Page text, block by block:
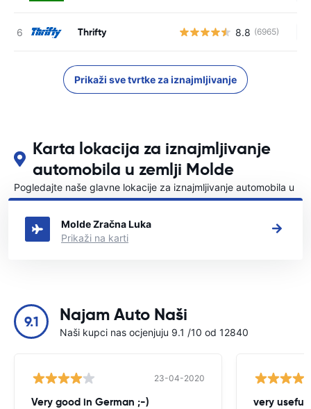
Thrifty 8.8 (6965)
Prikaži sve tvrtke za iznajmljivanje
Karta lokacija za iznajmljivanje
automobila u zemlji Molde
Pogledajte naše glavne lokacije za iznajmljivanje automobila u
Molde
Molde Zračna Luka
Prikaži na karti
9.1 Najam Auto Naši
Naši kupci nas ocjenjuju 9.1 /10 od 12840
23-04-2020
Very good in German ;-) very useful